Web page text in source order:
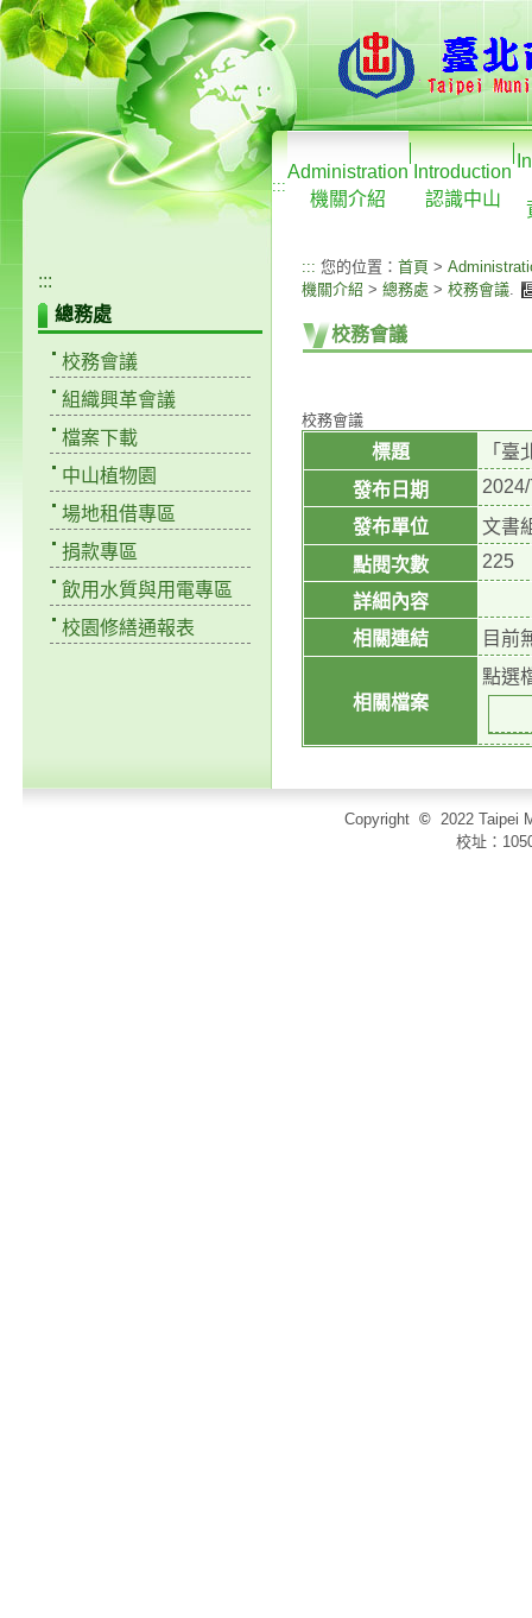
:::
Administration
機關介紹
Introduction
認識中山
:::
總務處
校務會議
組織興革會議
檔案下載
中山植物園
場地租借專區
捐款專區
飲用水質與用電專區
校園修繕通報表
::: 您的位置： 首頁 >
機關介紹 > 總務處 > 校務會議.
校務會議
校務會議
標題
「
發布日期
發布單位
文書
點閱次數
225
詳細內容
相關連結
目前
相關檔案
點選
Copyright © 2022 Taipei
校址：